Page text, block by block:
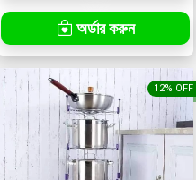
অর্ডার করুন
12% OFF